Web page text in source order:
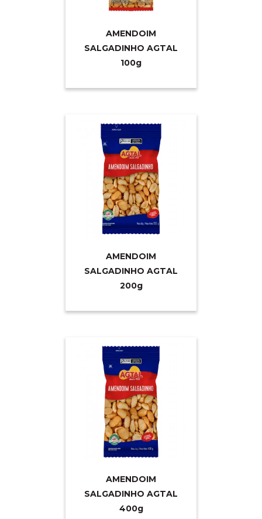
AMENDOIM
SALGADINHO AGTAL
100g
AMENDOIM
SALGADINHO AGTAL
200g
AMENDOIM
SALGADINHO AGTAL
400g